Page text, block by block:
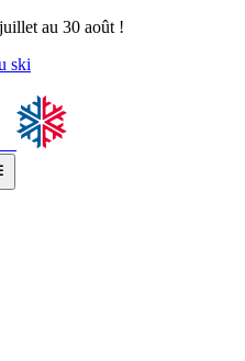
au 30 août !
ski